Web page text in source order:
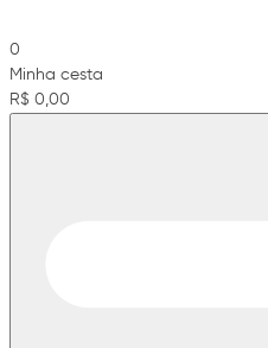
0
Minha cesta
R$ 0,00